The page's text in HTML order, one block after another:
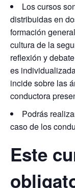
Los cursos
distribuidas en
formación
cultura de la
reflexión y
es
incide sobre las
conductora
Podrás
caso de los
Este